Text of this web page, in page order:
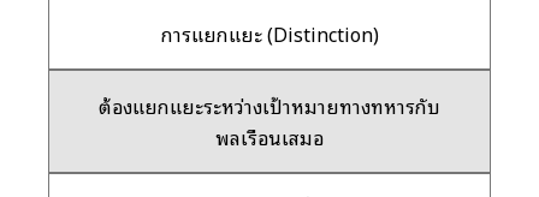
การแยกแยะ (Distinction)
ต้องแยกแยะระหว่างเป้าหมายทางทหารกับ
พลเรือนเสมอ